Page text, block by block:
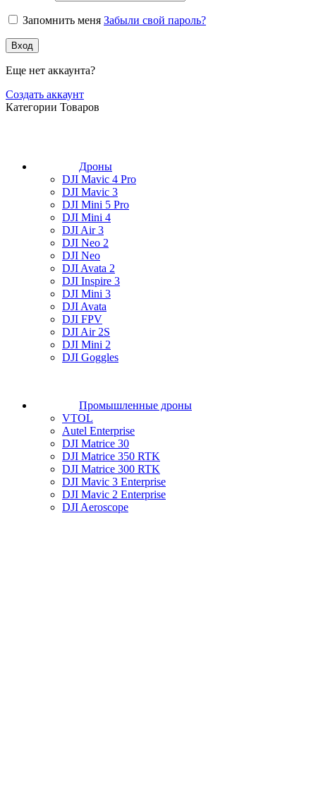
Запомнить меня Забыли свой пароль?
Вход
Еще нет аккаунта?
Создать аккаунт
Категории Товаров
Дроны
DJI Mavic 4 Pro
DJI Mavic 3
DJI Mini 5 Pro
DJI Mini 4
DJI Air 3
DJI Neo 2
DJI Neo
DJI Avata 2
DJI Inspire 3
DJI Mini 3
DJI Avata
DJI FPV
DJI Air 2S
DJI Mini 2
DJI Goggles
Промышленные дроны
VTOL
Autel Enterprise
DJI Matrice 30
DJI Matrice 350 RTK
DJI Matrice 300 RTK
DJI Mavic 3 Enterprise
DJI Mavic 2 Enterprise
DJI Aeroscope